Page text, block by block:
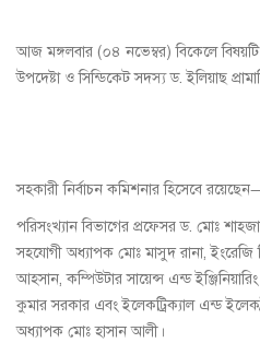
আজ মঙ্গলবার (০৪ নভেম্বর) বিকেলে বিষয়টি
উপদেষ্টা ও সিন্ডিকেট সদস্য ড. ইলিয়াছ
সহকারী নির্বাচন কমিশনার হিসেবে
পরিসংখ্যান বিভাগের প্রফেসর ড. মোঃ
সহযোগী অধ্যাপক মোঃ মাসুদ রানা, ইংরেজি
আহসান, কম্পিউটার সায়েন্স এন্ড
কুমার সরকার এবং ইলেকট্রিক্যাল এন্ড
অধ্যাপক মোঃ হাসান আলী।